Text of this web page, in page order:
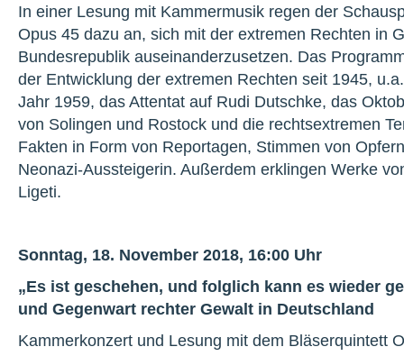
In einer Lesung mit Kammermusik regen der
Opus 45 dazu an, sich mit der extremen Rechten in
Bundesrepublik auseinanderzusetzen. Das
der Entwicklung der extremen Rechten seit 1945,
Jahr 1959, das Attentat auf Rudi Dutschke, das
von Solingen und Rostock und die rechtsextremen
Fakten in Form von Reportagen, Stimmen von
Neonazi-Aussteigerin. Außerdem erklingen Werke
Ligeti.
Sonntag, 18. November 2018, 16:00 Uhr
„Es ist geschehen, und folglich kann es wieder
und Gegenwart rechter Gewalt in Deutschland
Kammerkonzert und Lesung mit dem Bläserquintett